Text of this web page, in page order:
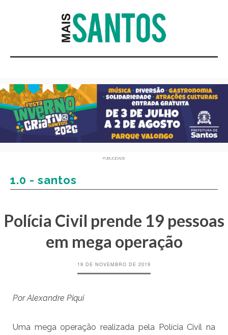
PUBLICIDADE
1.0 - santos
Polícia Civil prende 19 pessoas
em mega operação
19 DE NOVEMBRO DE 2019
Por Alexandre Piqui
Uma mega operação realizada pela Polícia Civil na